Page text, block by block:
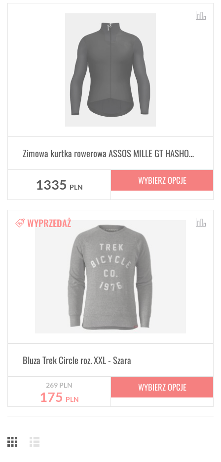
Zimowa kurtka rowerowa ASSOS MILLE GT HASHOOGI winter jacket S11 Black Series
1335 PLN
WYBIERZ OPCJE
WYPRZEDAŻ
Bluza Trek Circle roz. XXL - Szara
269 PLN
175 PLN
WYBIERZ OPCJE